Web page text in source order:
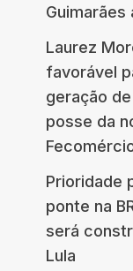
Guimarães
Laurez
favorável
geração
posse da
Prioridade
ponte na
será
Lula